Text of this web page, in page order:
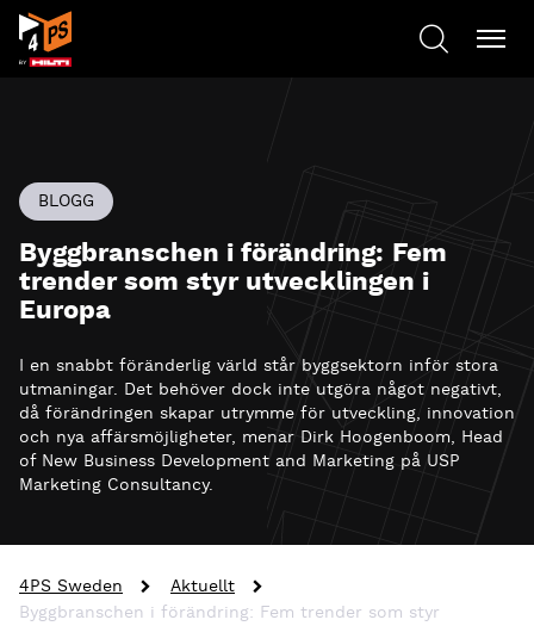
BLOGG
Byggbranschen i förändring: Fem
trender som styr utvecklingen i
Europa
I en snabbt föränderlig värld står byggsektorn inför stora
utmaningar. Det behöver dock inte utgöra något negativt,
då förändringen skapar utrymme för utveckling, innovation
och nya affärsmöjligheter, menar Dirk Hoogenboom, Head
of New Business Development and Marketing på USP
Marketing Consultancy.
4PS Sweden
Aktuellt
Byggbranschen i förändring: Fem trender som styr